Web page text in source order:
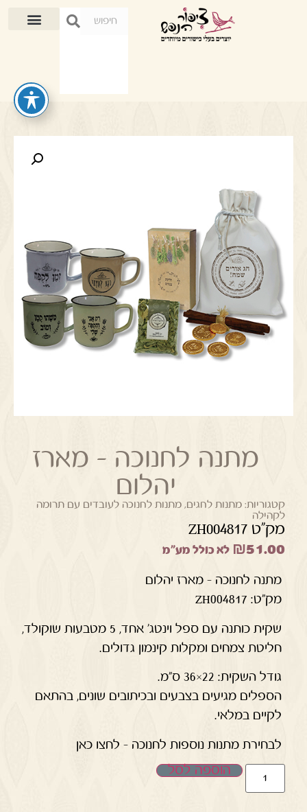
מתנה לחנוכה – מארז
יהלום
קטגוריות: מתנות לחגים,מתנות לחנוכה לעובדים עם תרומה
לקהילה
מק"ט ZH004817
₪51.00 לא כולל מע"מ
מתנה לחנוכה – מארז יהלום
מק"ט: ZH004817
שקית כותנה עם ספל וינטג' אחד, 5 מטבעות שוקולד,
חליטת צמחים ומקלות קינמון גדולים.
גודל השקית: 22×36 ס"מ.
הספלים מגיעים בצבעים ובכיתובים שונים, בהתאם
לקיים במלאי.
לבחירת מתנות נוספות לחנוכה – לחצו כאן
הוספה לסל